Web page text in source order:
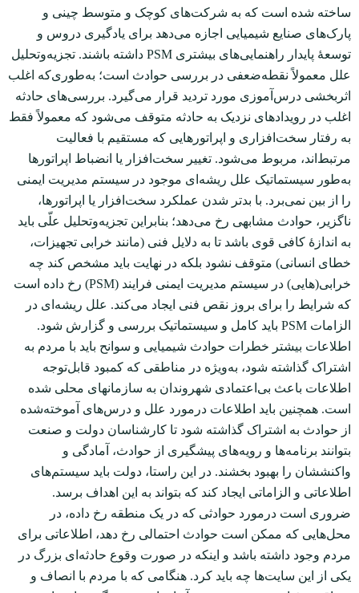
ساخته شده است که به شرکت‌های کوچک و متوسط چینی و
پارک‌های صنایع شیمیایی اجازه می‌دهد برای یادگیری دروس و
توسعۀ پایدار راهنمایی‌های بیشتری PSM داشته باشند. تجزیه‌و‌تحلیل
علل معمولاً نقطه‌ضعفی در بررسی حوادث است؛ به‌طوری‌که اغلب
اثربخشی درس‌آموزی مورد تردید قرار می‌گیرد. بررسی‌های حادثه
اغلب در رویدادهای نزدیک به حادثه متوقف می‌شود که معمولاً فقط
به رفتار سخت‌افزاری و اپراتورهایی که مستقیم با فعالیت
مرتبط‌اند، مربوط می‌شود. تغییر سخت‌افزار یا انضباط اپراتورها
به‌طور سیستماتیک علل ریشه‌ای موجود در سیستم مدیریت ایمنی
را از بین نمی‌برد. با بدتر شدن عملکرد سخت‌افزار یا اپراتورها،
ناگزیر، حوادث مشابهی رخ می‌دهد؛ بنابراین تجزیه‌و‌تحلیل علّی باید
به اندازۀ کافی قوی باشد تا به دلایل فنی (مانند خرابی تجهیزات،
خطای انسانی) متوقف نشود بلکه در نهایت باید مشخص کند چه
خرابی(هایی) در سیستم مدیریت ایمنی فرایند (PSM) رخ داده است
که شرایط را برای بروز نقص فنی ایجاد می‌کند. علل ریشه‌ای در
الزامات PSM باید کامل و سیستماتیک بررسی و گزارش شود.
اطلاعات بیشتر خطرات حوادث شیمیایی و سوانح باید با مردم به
اشتراک گذاشته شود، به‌ویژه در مناطقی که کمبود قابل‌توجه
اطلاعات باعث بی‌اعتمادی شهروندان به سازمان‏های محلی شده
است. همچنین باید اطلاعات درمورد علل و درس‌های آموخته‌شده
از حوادث به اشتراک گذاشته شود تا کارشناسان دولت و صنعت
بتوانند برنامه‌ها و رویه‌های پیشگیری از حوادث، آمادگی و
واکنششان را بهبود بخشند. در این راستا، دولت باید سیستم‌های
اطلاعاتی و الزاماتی ایجاد کند که بتواند به این اهداف برسد.
ضروری است درمورد حوادثی که در یک منطقه رخ داده، در
محل‌هایی که ممکن است حوادث احتمالی رخ دهد، اطلاعاتی برای
مردم وجود داشته باشد و اینکه در صورت وقوع حادثه‌ای بزرگ در
یکی از این سایت‌ها چه باید کرد. هنگامی که با مردم با انصاف و